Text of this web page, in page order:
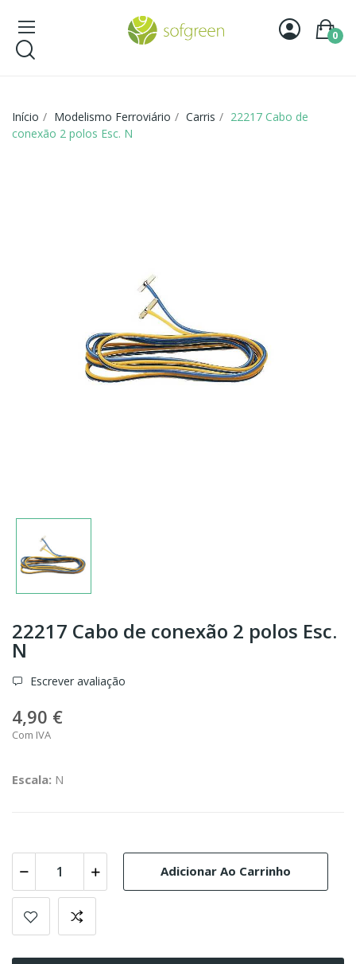
0
Início Modelismo Ferroviário Carris
22217 Cabo de
conexão 2 polos Esc. N
22217 Cabo de conexão 2 polos Esc.
N
Escrever avaliação
4,90 €
Com IVA
Escala: N
Adicionar Ao Carrinho